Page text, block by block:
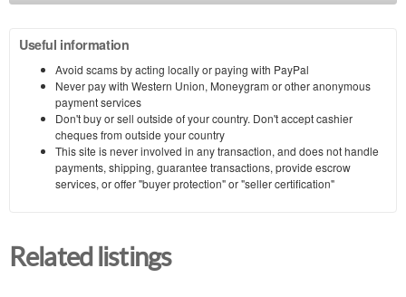
Useful information
Avoid scams by acting locally or paying with PayPal
Never pay with Western Union, Moneygram or other anonymous
payment services
Don't buy or sell outside of your country. Don't accept cashier
cheques from outside your country
This site is never involved in any transaction, and does not handle
payments, shipping, guarantee transactions, provide escrow
services, or offer "buyer protection" or "seller certification"
Related listings